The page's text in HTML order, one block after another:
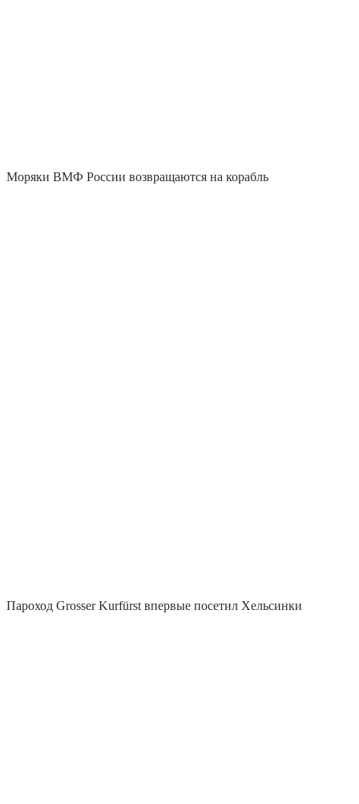
Моряки ВМФ России возвращаются на корабль
Пароход Grosser Kurfürst впервые посетил Хельсинки